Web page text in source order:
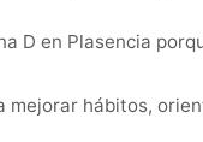
D en Plasencia
hábitos,